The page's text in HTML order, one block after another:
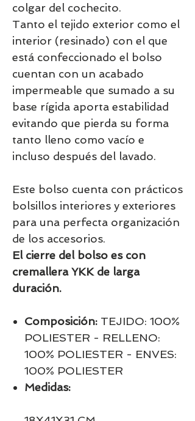
colgar del cochecito.
Tanto el tejido exterior como el
interior (resinado) con el que
está confeccionado el bolso
cuentan con un acabado
impermeable que sumado a su
base rígida aporta estabilidad
evitando que pierda su forma
tanto lleno como vacío e
incluso después del lavado.
Este bolso cuenta con prácticos
bolsillos interiores y exteriores
para una perfecta organización
de los accesorios.
El cierre del bolso es con
cremallera YKK de larga
duración.
Composición: TEJIDO: 100%
POLIESTER - RELLENO:
100% POLIESTER - ENVES:
100% POLIESTER
Medidas: